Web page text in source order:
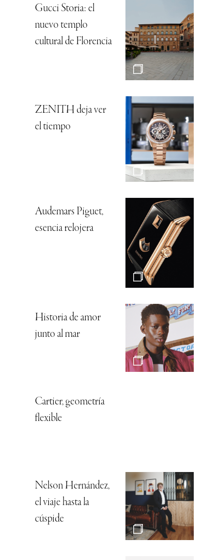
Gucci Storia: el
nuevo templo
cultural de Florencia
ZENITH deja ver
el tiempo
Audemars Piguet,
esencia relojera
Historia de amor
junto al mar
Cartier, geometría
flexible
Nelson Hernández,
el viaje hasta la
cúspide